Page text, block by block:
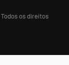
Todos os direitos